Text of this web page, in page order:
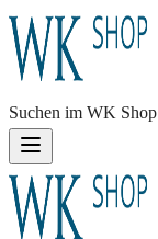
Suchen im WK Shop